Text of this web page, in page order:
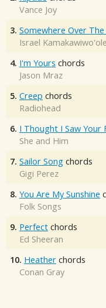
Vance Joy
3. Somewhere Over
Israel Kamakawiwo'ole
4. I'm Yours chords
Jason Mraz
5. Creep chords
Radiohead
6. I Thought I Saw Your
She and Him
7. Sailor Song chords
Gigi Perez
8. You Are My Sunshine
Folk Songs
9. Perfect chords
Ed Sheeran
10. Heather chords
Conan Gray